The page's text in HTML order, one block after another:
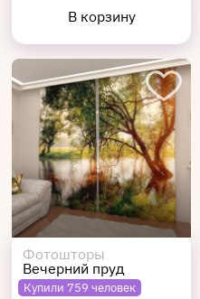
В корзину
Фотошторы
Вечерний пруд
Купили 759 человек